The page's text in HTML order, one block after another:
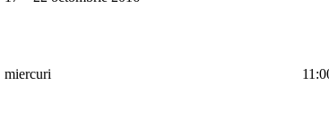
miercuri